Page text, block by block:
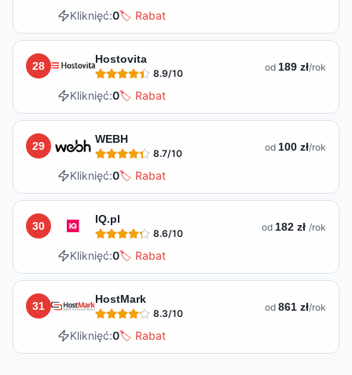
Kliknięć:0🏷️ Rabat
28
Hostovita
8.9/10 od 189 zł/rok
Kliknięć:0🏷️ Rabat
29
WEBH
8.7/10 od 100 zł/rok
Kliknięć:0🏷️ Rabat
30
IQ.pl
8.6/10 od 182 zł /rok
Kliknięć:0🏷️ Rabat
31
HostMark
8.3/10 od 861 zł/rok
Kliknięć:0🏷️ Rabat